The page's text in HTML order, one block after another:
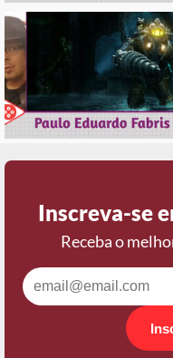
Inscreva-se
Receba o